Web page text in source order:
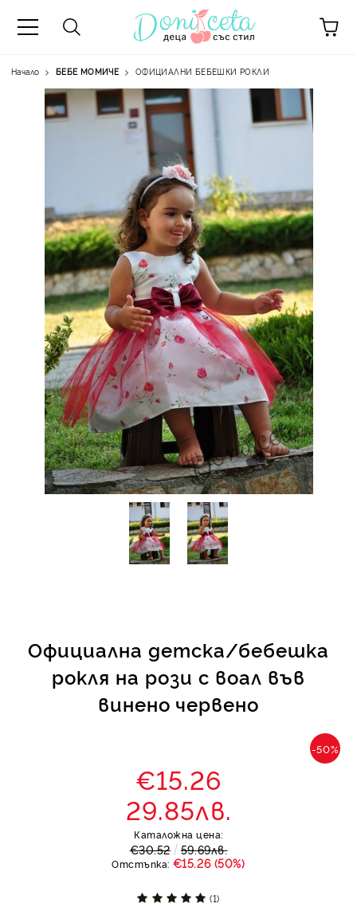
-50%
Начало БЕБЕ МОМИЧЕ ОФИЦИАЛНИ БЕБЕШКИ РОКЛИ
Официална детска/бебешка
рокля на рози с воал във
винено червено
-50%
€15.26
29.85лв.
Каталожна цена:
€30.52 59.69лв.
Отстъпка: €15.26 (50%)
(1)